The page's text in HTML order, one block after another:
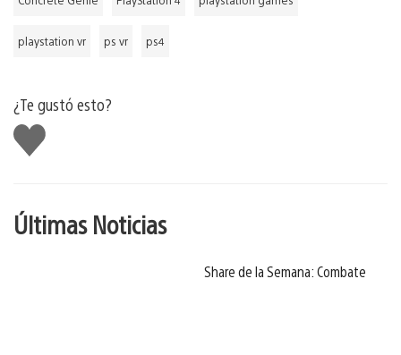
playstation vr ps vr ps4
¿Te gustó esto?
Me
gusta
Últimas Noticias
Share de la Semana: Combate